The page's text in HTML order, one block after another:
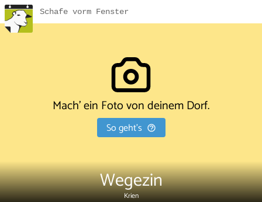
Schafe vorm Fenster
Mach' ein Foto von deinem Dorf.
So geht's
Wegezin
Krien